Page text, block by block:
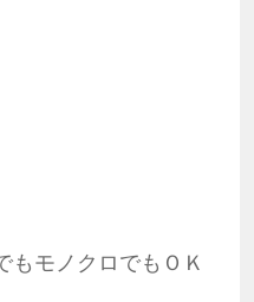
もモノクロでもＯＫ